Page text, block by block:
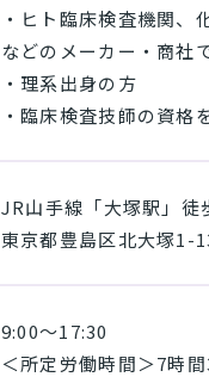
・ヒト臨床検査機関、
などのメーカー・商社
・理系出身の方
・臨床検査技師の資格
JR山手線「大塚駅」徒
東京都豊島区北大塚1-
9:00～17:30
＜所定労働時間＞7時間